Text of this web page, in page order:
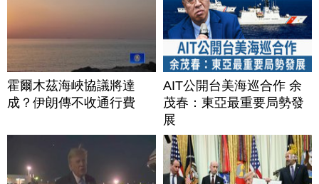
霍爾木茲海峽協議將達
成？伊朗傳不收通行費
AIT公開台美海巡合作 余
茂春：東亞最重要局勢發
展